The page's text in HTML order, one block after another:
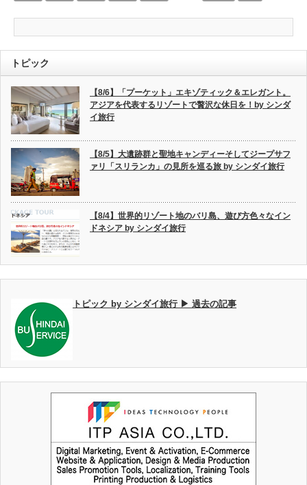
トピック
【8/6】「プーケット」エキゾティック＆エレガント。
アジアを代表するリゾートで贅沢な休日を！by シンダ
イ旅行
【8/5】大遺跡群と聖地キャンディーそしてジープサフ
ァリ「スリランカ」の見所を巡る旅 by シンダイ旅行
【8/4】世界的リゾート地のバリ島、遊び方色々なイン
ドネシア by シンダイ旅行
トピック by シンダイ旅行 ▶ 過去の記事